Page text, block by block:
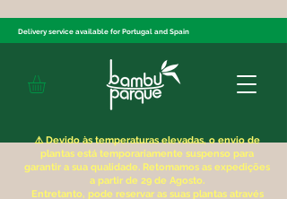
Delivery service available for Portugal and Spain
⚠️ Devido às temperaturas elevadas, o envio de
plantas está temporariamente suspenso para
garantir a sua qualidade. Retomamos as expedições
a partir de 29 de Agosto.
Entretanto, pode reservar as suas plantas através